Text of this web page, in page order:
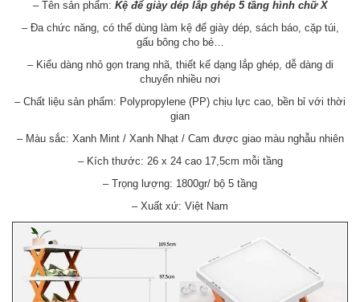
– Tên sản phẩm: Kệ để giày dép lắp ghép 5 tầng hình chữ X
– Đa chức năng, có thể dùng làm kệ để giày dép, sách báo, cặp túi,
gấu bông cho bé…
– Kiểu dàng nhỏ gọn trang nhã, thiết kế dạng lắp ghép, dễ dàng di
chuyển nhiều nơi
– Chất liệu sản phẩm: Polypropylene (PP) chịu lực cao, bền bỉ với thời
gian
– Màu sắc: Xanh Mint / Xanh Nhạt / Cam được giao màu nghẫu nhiên
– Kích thước: 26 x 24 cao 17,5cm mỗi tầng
– Trọng lượng: 1800gr/ bộ 5 tầng
– Xuất xứ: Việt Nam